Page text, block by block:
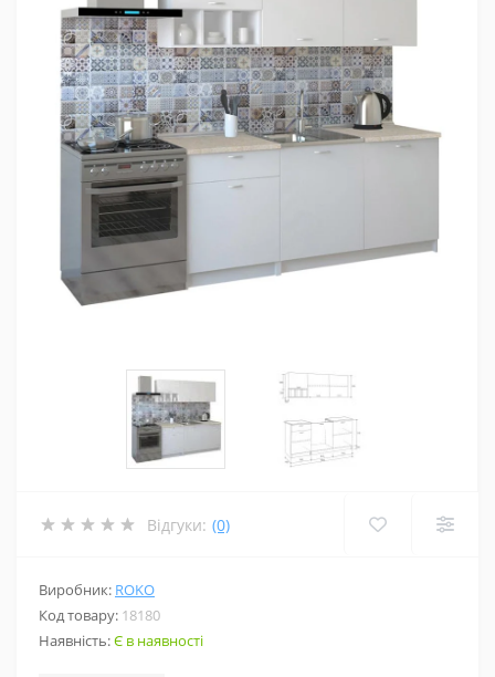
Відгуки: (0)
Виробник: ROKO
Код товару: 18180
Наявність:Є в наявності